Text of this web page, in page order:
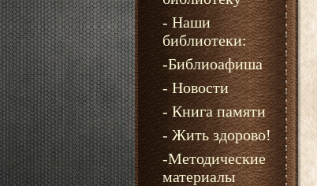
- Наши
библиотеки:
-Библиоафиша
- Новости
- Книга памяти
- Жить здорово!
-Методические
материалы